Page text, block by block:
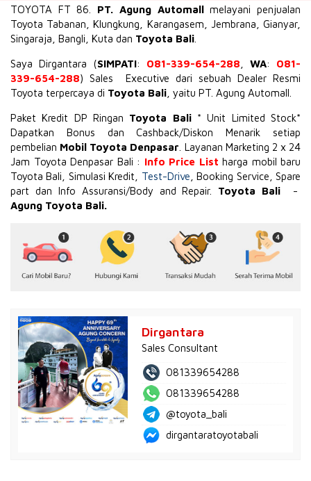
TOYOTA FT 86 PT. Agung Automallmelayani penjualan
Toyota Tabanan, Klungkung, Karangasem, Jembrana, Gianyar,
Singaraja, Bangli, Kuta dan Toyota Bali
Saya Dirgantara (SIMPATI: 081-339-654-288 WA: 081-
339-654-288) Sales Executive dari sebuah Dealer Resmi
Toyota terpercaya di Toyota Bali , yaitu PT. Agung Automall.
Paket Kredit DP Ringan Toyota Bali * Unit Limited Stock*
Dapatkan Bonus dan Cashback/Diskon Menarik setiap
pembelian Mobil Toyota Denpasar . Layanan Marketing 2 x 24
Jam Toyota Denpasar Bali : Info Price List harga mobil baru
Toyota Bali, Simulasi Kredit, Test-Drive , Booking Service, Spare
part dan Info Assuransi/Body and Repair. Toyota Bali -
Agung Toyota Bali.
Dirgantara
Sales Consultant
081339654288
081339654288
@toyota_bali
dirgantaratoyotabali